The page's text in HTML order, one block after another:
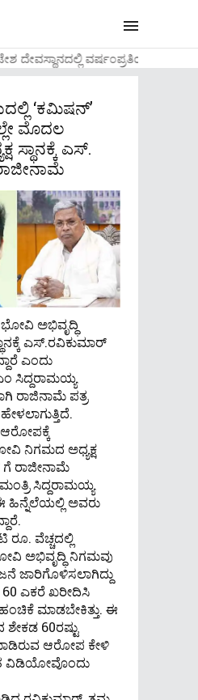
ದೇವಸ್ಥಾನದಲ್ಲಿ ವರ್ಷ೦ಪ್ರತಿಯ
‘ಕಮಿಷನ್’
ಮೊದಲ
ಸ್ಥಾನಕ್ಕೆ ಎಸ್.
ಭೋವಿ ಅಭಿವೃದ್ಧಿ
ಎಸ್.ರವಿಕುಮಾರ್
ಎಂದು
ಸಿದ್ದರಾಮಯ್ಯ
ರಾಜಿನಾಮೆ ಪತ್ರ
ನಿಗಮದ ಅಧ್ಯಕ್ಷ
ರಾಜೀನಾಮೆ
ಸಿದ್ದರಾಮಯ್ಯ
ಹಿನ್ನೆಲೆಯಲ್ಲಿ ಅವರು
ರೂ. ವೆಚ್ಚದಲ್ಲಿ
ಅಭಿವೃದ್ಧಿ ನಿಗಮವು
ಜಾರಿಗೊಳಿಸಲಾಗಿದ್ದು
ಎಕರೆ ಖರೀದಿಸಿ
ಮಾಡಬೇಕಿತ್ತು. ಈ
60ರಷ್ಟು
ಆರೋಪ ಕೇಳಿ
ವಿಡಿಯೋವೊಂದು